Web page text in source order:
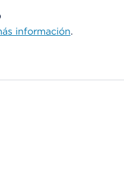
información.